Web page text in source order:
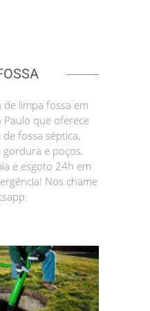
limpa fossa em
que oferece
fossa séptica,
gordura e poços.
e esgoto 24h em
Nos chame